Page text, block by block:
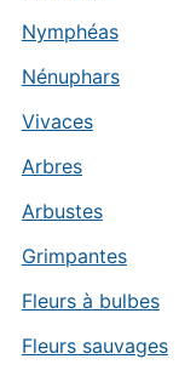
Nymphéas
Nénuphars
Vivaces
Arbres
Arbustes
Grimpantes
Fleurs à bulbes
Fleurs sauvages